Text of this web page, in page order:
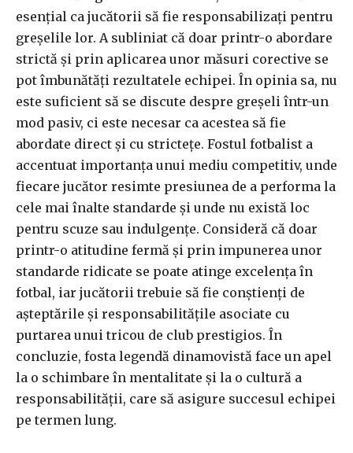
esențial ca jucătorii să fie responsabilizați pentru
greșelile lor. A subliniat că doar printr-o abordare
strictă și prin aplicarea unor măsuri corective se
pot îmbunătăți rezultatele echipei. În opinia sa, nu
este suficient să se discute despre greșeli într-un
mod pasiv, ci este necesar ca acestea să fie
abordate direct și cu strictețe. Fostul fotbalist a
accentuat importanța unui mediu competitiv, unde
fiecare jucător resimte presiunea de a performa la
cele mai înalte standarde și unde nu există loc
pentru scuze sau indulgențe. Consideră că doar
printr-o atitudine fermă și prin impunerea unor
standarde ridicate se poate atinge excelența în
fotbal, iar jucătorii trebuie să fie conștienți de
așteptările și responsabilitățile asociate cu
purtarea unui tricou de club prestigios. În
concluzie, fosta legendă dinamovistă face un apel
la o schimbare în mentalitate și la o cultură a
responsabilității, care să asigure succesul echipei
pe termen lung.